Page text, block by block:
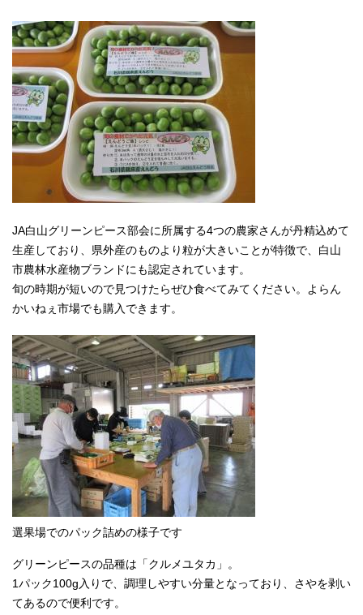
JA白山グリーンピース部会に所属する4つの農家さんが丹精込めて
生産しており、県外産のものより粒が大きいことが特徴で、白山
市農林水産物ブランドにも認定されています。
旬の時期が短いので見つけたらぜひ食べてみてください。よらん
かいねぇ市場でも購入できます。
選果場でのパック詰めの様子です
グリーンピースの品種は「クルメユタカ」。
1パック100g入りで、調理しやすい分量となっており、さやを剥い
てあるので便利です。